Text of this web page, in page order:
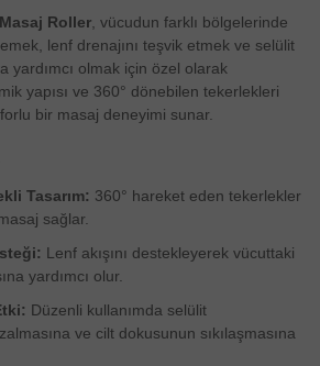
Roller , vücudun farklı bölgelerinde
lenf drenajını teşvik etmek ve selülit
yardımcı olmak için özel olarak
yapısı ve 360° dönebilen tekerlekleri
bir masaj deneyimi sunar.
Tasarım: 360° hareket eden tekerlekler
sağlar.
Lenf akışını destekleyerek vücuttaki
yardımcı olur.
Düzenli kullanımda selülit
ve cilt dokusunun sıkılaşmasına